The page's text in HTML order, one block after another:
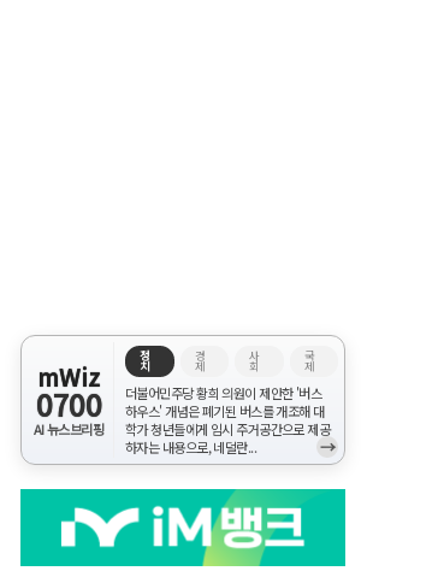
mWiz
0700
AI 뉴스브리핑
정
치
경
제
사
회
국
제
더불어민주당 황희 의원이 제안한 '버스
하우스' 개념은 폐기된 버스를 개조해 대
학가 청년들에게 임시 주거공간으로 제공
하자는 내용으로, 네덜란...
→